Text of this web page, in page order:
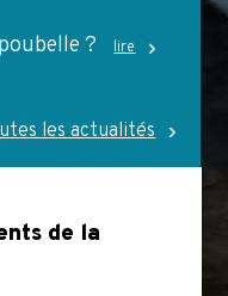
? lire
les actualités
de la